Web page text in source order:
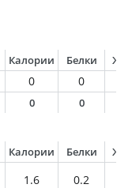
Калории Белки
0 0
0 0
Калории Белки
1.6 0.2